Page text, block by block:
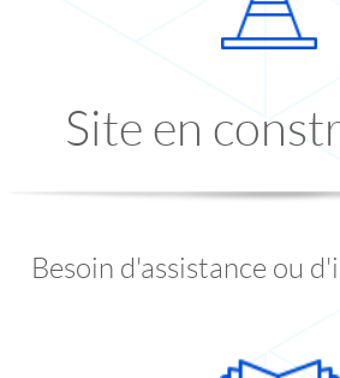
Site en
Besoin d'assistance ou